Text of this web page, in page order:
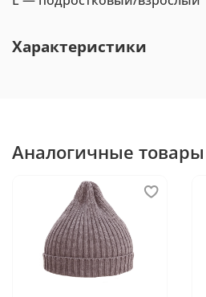
Характеристики
Аналогичные товары